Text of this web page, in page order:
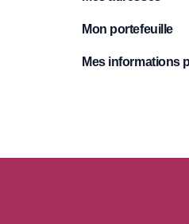
Mon portefeuille
Mes informations